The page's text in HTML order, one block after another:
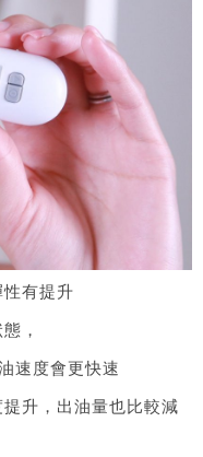
有提升
，
速度會更快速
升，出油量也比較減